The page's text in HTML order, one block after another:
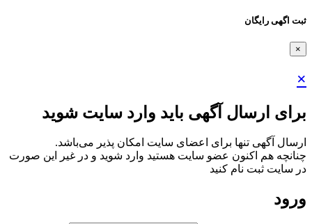
ثبت اگهی رایگان
×
×
برای ارسال آگهی باید وارد سایت شوید
ارسال آگهی تنها برای اعضای سایت امکان پذیر می‌باشد.
چنانچه هم‌ اکنون عضو سایت هستید وارد شوید و در غیر این صورت
در سایت ثبت نام کنید
ورود